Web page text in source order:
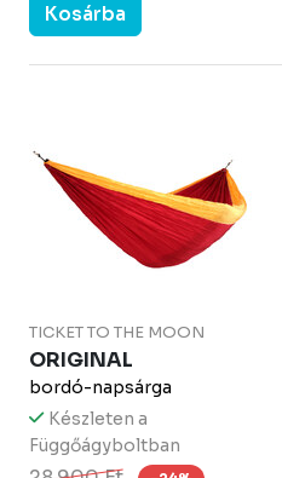
Kosárba
TICKET TO THE MOON
ORIGINAL
bordó-napsárga
Készleten a
Függőágyboltban